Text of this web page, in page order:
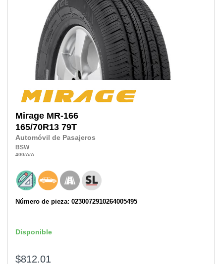
Mirage MR-166
165/70R13 79T
Automóvil de Pasajeros
BSW
400/A/A
Número de pieza: 0230072910264005495
Disponible
$812.01